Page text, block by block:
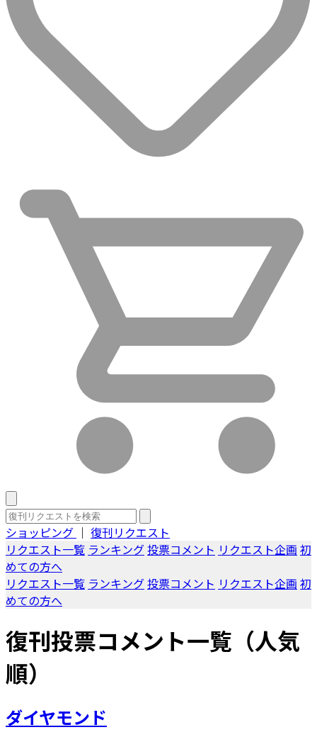
ショッピング ｜ 復刊リクエスト
リクエスト一覧 ランキング投票コメント リクエスト企画 初
めての方へ
リクエスト一覧 ランキング投票コメント リクエスト企画 初
めての方へ
復刊投票コメント一覧（人気
順）
ダイヤモンド